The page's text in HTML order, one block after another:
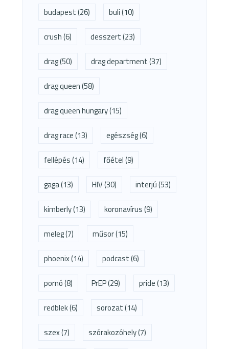
budapest(26) buli(10)
crush(6) desszert(23)
drag(50) drag department(37)
drag queen(58)
drag queen hungary(15)
drag race(13) egészség(6)
fellépés(14) főétel(9)
gaga(13) HIV(30) interjú(53)
kimberly(13) koronavírus(9)
meleg(7) műsor(15)
phoenix(14) podcast(6)
pornó(8) PrEP(29) pride(13)
redblek(6) sorozat(14)
szex(7) szórakozóhely(7)